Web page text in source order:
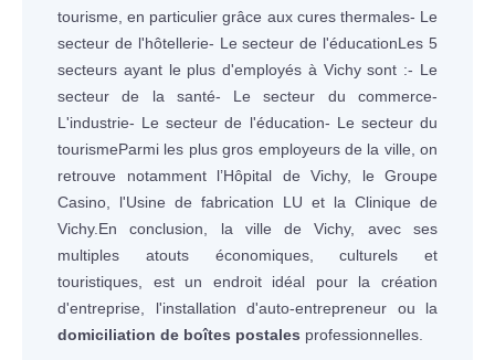
tourisme, en particulier grâce aux cures thermales- Le
secteur de l'hôtellerie- Le secteur de l'éducationLes 5
secteurs ayant le plus d'employés à Vichy sont :- Le
secteur de la santé- Le secteur du commerce-
L'industrie- Le secteur de l'éducation- Le secteur du
tourismeParmi les plus gros employeurs de la ville, on
retrouve notamment l’Hôpital de Vichy, le Groupe
Casino, l'Usine de fabrication LU et la Clinique de
Vichy.En conclusion, la ville de Vichy, avec ses
multiples atouts économiques, culturels et
touristiques, est un endroit idéal pour la création
d'entreprise, l'installation d'auto-entrepreneur ou la
domiciliation de boîtes postales professionnelles.